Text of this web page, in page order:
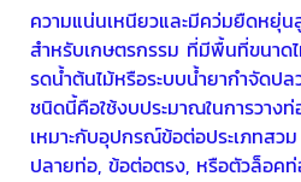
ความแน่นเหนียวและมีคว่มยืดหยุ่น
สำหรับเกษตรกรรม ที่มีพื้นที่ขนาด
รดน้ำต้นไม้หรือระบบน้ำยากำจัดป
ชนิดนี้คือใช้งบประมาณในการวาง
เหมาะกับอุปกรณ์ข้อต่อประเภทสว
ปลายท่อ, ข้อต่อตรง, หรือตัวล็อค